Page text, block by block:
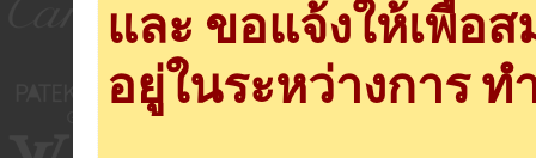
และ ขอแจ้งให้เพื่อ
อยู่ในระหว่างการ ท